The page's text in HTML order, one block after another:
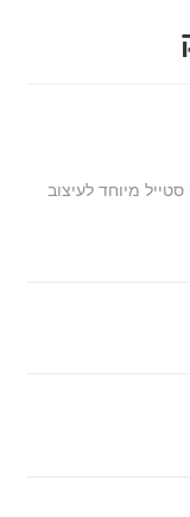
סטייל מיוחד לעיצוב